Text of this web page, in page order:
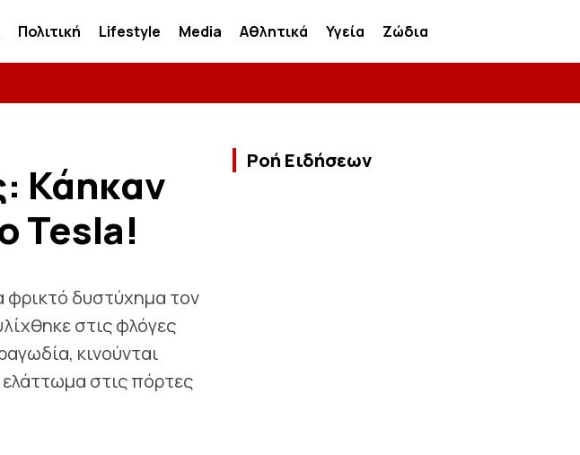
Πολιτική Lifestyle Media Αθλητικά Υγεία Ζώδια
Κάηκαν
Tesla!
φρικτό δυστύχημα τον
στις φλόγες
κινούνται
στις πόρτες
Ροή Ειδήσεων